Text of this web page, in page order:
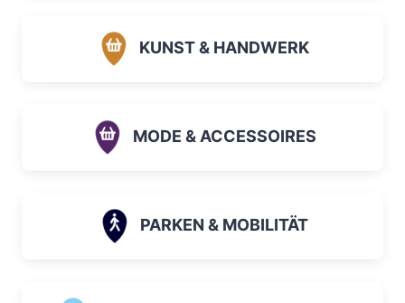
KUNST & HANDWERK
MODE & ACCESSOIRES
PARKEN & MOBILITÄT